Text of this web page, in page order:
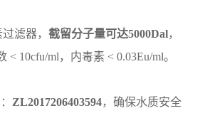
滤器， 截留分子量可达5000Dal，
< 10cfu/ml，内毒素 < 0.03Eu/ml。
ZL2017206403594，确保水质安全